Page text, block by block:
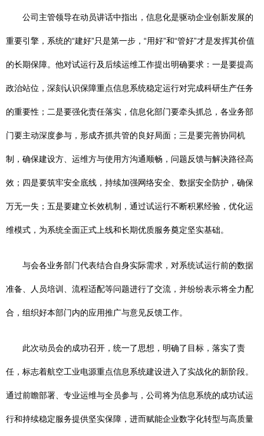
公司主管领导在动员讲话中指出，信息化是驱动企业创新发展的
重要引擎，系统的“建好”只是第一步，“用好”和“管好”才是发挥其价值
的长期保障。他对试运行及后续运维工作提出明确要求：一是要提高
政治站位，深刻认识保障重点信息系统稳定运行对完成科研生产任务
的重要性；二是要强化责任落实，信息化部门要牵头抓总，各业务部
门要主动深度参与，形成齐抓共管的良好局面；三是要完善协同机
制，确保建设方、运维方与使用方沟通顺畅，问题反馈与解决路径高
效；四是要筑牢安全底线，持续加强网络安全、数据安全防护，确保
万无一失；五是要建立长效机制，通过试运行不断积累经验，优化运
维模式，为系统全面正式上线和长期优质服务奠定坚实基础。
与会各业务部门代表结合自身实际需求，对系统试运行前的数据
准备、人员培训、流程适配等问题进行了交流，并纷纷表示将全力配
合，组织好本部门内的应用推广与意见反馈工作。
此次动员会的成功召开，统一了思想，明确了目标，落实了责
任，标志着航空工业电源重点信息系统建设进入了实战化的新阶段。
通过前瞻部署、专业运维与全员参与，公司将为信息系统的成功试运
行和持续稳定服务提供坚实保障，进而赋能企业数字化转型与高质量